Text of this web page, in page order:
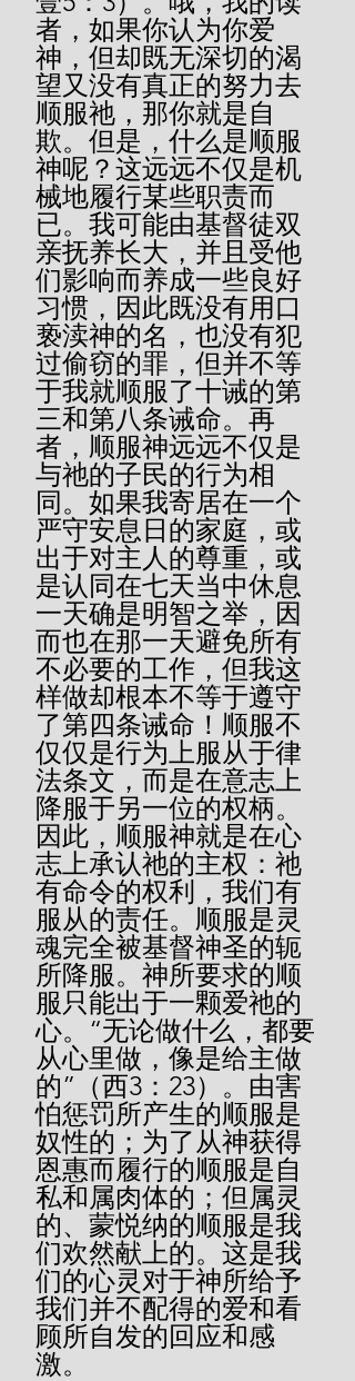
者，如果你认为你爱
神，但却既无深切的渴
望又没有真正的努力去
顺服祂，那你就是自
欺。但是，什么是顺服
神呢？这远远不仅是机
械地履行某些职责而
已。我可能由基督徒双
亲抚养长大，并且受他
们影响而养成一些良好
习惯，因此既没有用口
亵渎神的名，也没有犯
过偷窃的罪，但并不等
于我就顺服了十诫的第
三和第八条诫命。再
者，顺服神远远不仅是
与祂的子民的行为相
同。如果我寄居在一个
严守安息日的家庭，或
出于对主人的尊重，或
是认同在七天当中休息
一天确是明智之举，因
而也在那一天避免所有
不必要的工作，但我这
样做却根本不等于遵守
了第四条诫命！顺服不
仅仅是行为上服从于律
法条文，而是在意志上
降服于另一位的权柄。
因此，顺服神就是在心
志上承认祂的主权：祂
有命令的权利，我们有
服从的责任。顺服是灵
魂完全被基督神圣的轭
所降服。神所要求的顺
服只能出于一颗爱祂的
心。“无论做什么，都要
从心里做，像是给主做
的”（西3：23）。由害
怕惩罚所产生的顺服是
奴性的；为了从神获得
恩惠而履行的顺服是自
私和属肉体的；但属灵
的、蒙悦纳的顺服是我
们欢然献上的。这是我
们的心灵对于神所给予
我们并不配得的爱和看
顾所自发的回应和感
激。